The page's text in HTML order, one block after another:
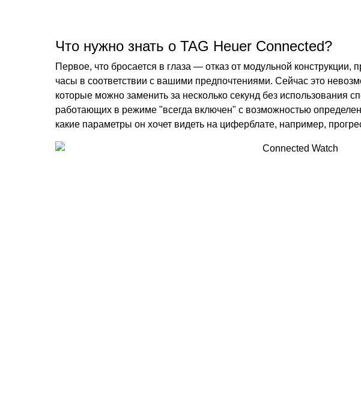
Что нужно знать о TAG Heuer Connected?
Первое, что бросается в глаза — отказ от модульной
часы в соответствии с вашими предпочтениями. Сейчас это
которые можно заменить за несколько секунд без использования
работающих в режиме "всегда включен" с возможностью
какие параметры он хочет видеть на циферблате, например,